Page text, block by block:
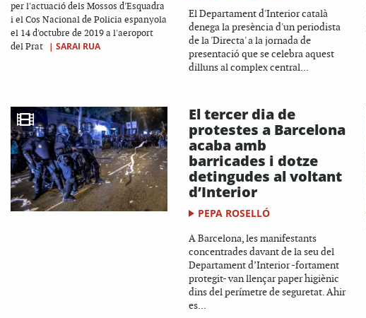
per l'actuació dels Mossos d'Esquadra
i el Cos Nacional de Policia espanyola
el 14 d'octubre de 2019 a l'aeroport
del Prat
| SARAI RUA
El Departament d'Interior català
denega la presència d'un periodista
de la 'Directa' a la jornada de
presentació que se celebra aquest
dilluns al complex central...
El tercer dia de
protestes a Barcelona
acaba amb
barricades i dotze
detingudes al voltant
d’Interior
PEPA ROSELLÓ
A Barcelona, les manifestants
concentrades davant de la seu del
Departament d’Interior -fortament
protegit- van llençar paper higiènic
dins del perímetre de seguretat. Ahir
es...